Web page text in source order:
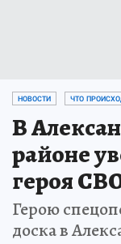
НОВОСТИ ЧТО
В
районе
героя
Герою
доска в